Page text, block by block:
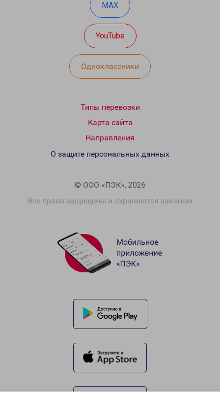
MAX
YouTube
Одноклассники
Типы перевозки
Карта сайта
Направления
© ООО «ПЭК», 2026
Все права защищены и охраняются законом
О защите персональных данных